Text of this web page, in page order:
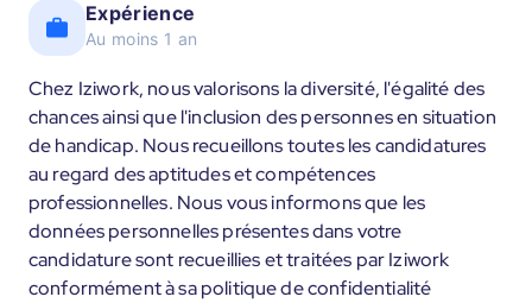
Expérience
Au moins 1 an
Chez Iziwork, nous valorisons la diversité, l'égalité des
chances ainsi que l'inclusion des personnes en situation
de handicap. Nous recueillons toutes les candidatures
au regard des aptitudes et compétences
professionnelles. Nous vous informons que les
données personnelles présentes dans votre
candidature sont recueillies et traitées par Iziwork
conformément à sa politique de confidentialité